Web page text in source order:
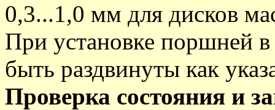
0,3...1,0 мм для дисков
При установке поршней
быть раздвинуты как
Проверка состояния и